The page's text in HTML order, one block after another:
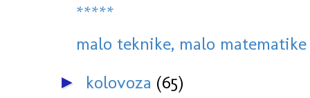
*****
malo teknike, malo matematike
► kolovoza (65)